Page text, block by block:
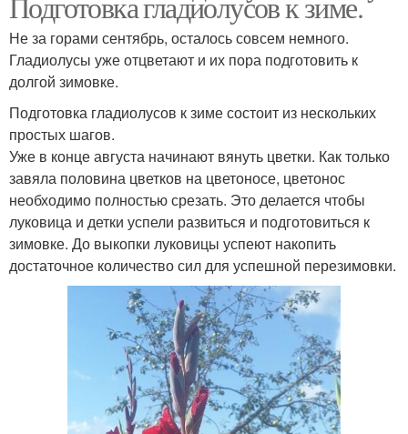
Не за горами сентябрь, осталось совсем немного.
Гладиолусы уже отцветают и их пора подготовить к
долгой зимовке.
Подготовка гладиолусов к зиме состоит из нескольких
простых шагов.
Уже в конце августа начинают вянуть цветки. Как только
завяла половина цветков на цветоносе, цветонос
необходимо полностью срезать. Это делается чтобы
луковица и детки успели развиться и подготовиться к
зимовке. До выкопки луковицы успеют накопить
достаточное количество сил для успешной перезимовки.